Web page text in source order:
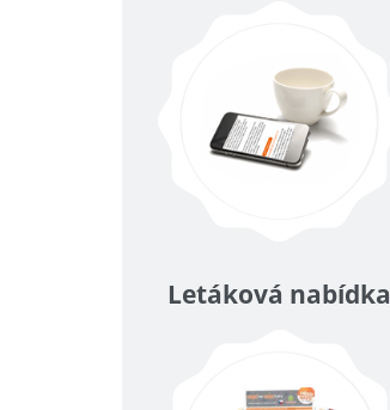
Letáková nabídka